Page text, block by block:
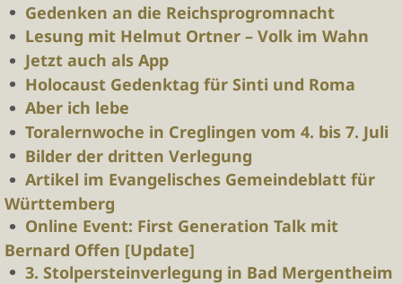
Gedenken an die Reichsprogromnacht
Lesung mit Helmut Ortner – Volk im Wahn
Jetzt auch als App
Holocaust Gedenktag für Sinti und Roma
Aber ich lebe
Toralernwoche in Creglingen vom 4. bis 7. Juli
Bilder der dritten Verlegung
Artikel im Evangelisches Gemeindeblatt für
Württemberg
Online Event: First Generation Talk mit
Bernard Offen [Update]
3. Stolpersteinverlegung in Bad Mergentheim